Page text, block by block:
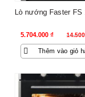
Lò nướng Faster FS
Giá
gốc
là:
5.704.000 ₫
Giá
hiện
tại
Thêm vào giỏ